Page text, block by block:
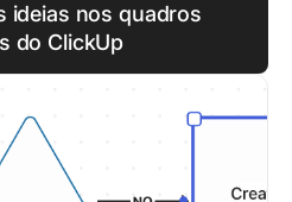
ideias nos quadros
do ClickUp